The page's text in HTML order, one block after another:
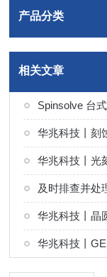
产品分类
相关文章
Spinsolve 台
华兆科技丨刻
华兆科技丨光
华兆科技丨晶